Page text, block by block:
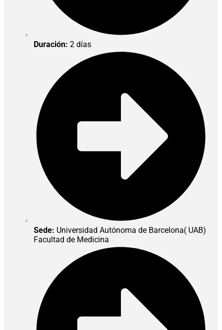
Duración: 2 días
Sede: Universidad Autónoma de Barcelona( UAB)
Facultad de Medicina